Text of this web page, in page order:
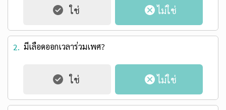
2. มีเลือดออกเวลาร่วมเพศ?